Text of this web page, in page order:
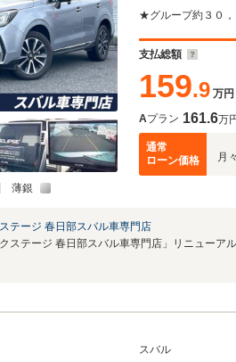
薄銀
イト パワ
ト オート
支払総額
159.9 万円
Aプラン 161.6万
通常
ローン価格
月々
テージ 春日部スバル車専門店
スバル